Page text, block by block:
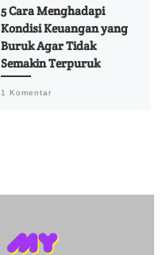
5 Cara Menghadapi
Kondisi Keuangan yang
Buruk Agar Tidak
Semakin Terpuruk
1 Komentar